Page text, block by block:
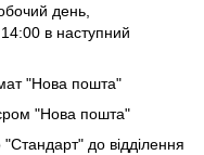
день,
в наступний
"Нова пошта"
"Нова пошта"
до відділення